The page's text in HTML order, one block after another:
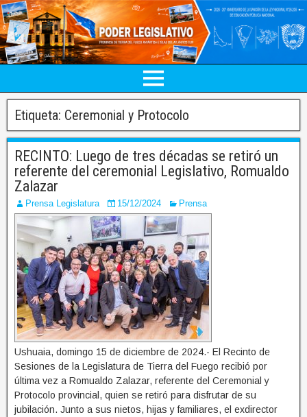
Etiqueta: Ceremonial y Protocolo
RECINTO: Luego de tres décadas se retiró un
referente del ceremonial Legislativo, Romualdo
Zalazar
Prensa Legislatura 15/12/2024 Prensa
Ushuaia, domingo 15 de diciembre de 2024.- El Recinto de
Sesiones de la Legislatura de Tierra del Fuego recibió por
última vez a Romualdo Zalazar, referente del Ceremonial y
Protocolo provincial, quien se retiró para disfrutar de su
jubilación. Junto a sus nietos, hijas y familiares, el exdirector